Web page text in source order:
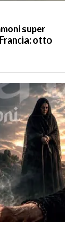
super
otto